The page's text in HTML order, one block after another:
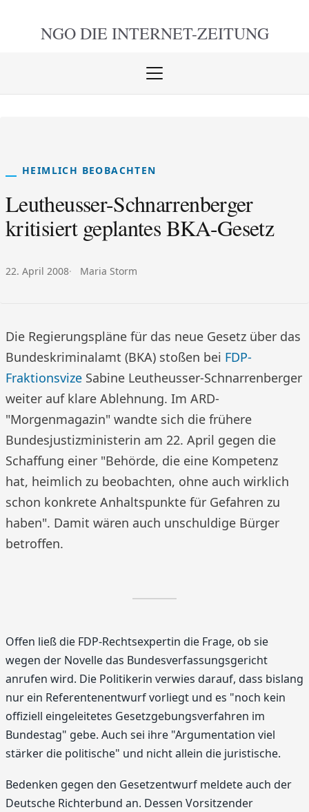
NGO DIE INTERNET-ZEITUNG
Menü
HEIMLICH BEOBACHTEN
Leutheusser-Schnarrenberger
kritisiert geplantes BKA-Gesetz
Veröffentlicht am:
22. April 2008 Autor:
Maria Storm
Die Regierungspläne für das neue Gesetz über das
Bundeskriminalamt (BKA) stoßen bei FDP-
Fraktionsvize Sabine Leutheusser-Schnarrenberger
weiter auf klare Ablehnung. Im ARD-
"Morgenmagazin" wandte sich die frühere
Bundesjustizministerin am 22. April gegen die
Schaffung einer "Behörde, die eine Kompetenz
hat, heimlich zu beobachten, ohne auch wirklich
schon konkrete Anhaltspunkte für Gefahren zu
haben". Damit wären auch unschuldige Bürger
betroffen.
Offen ließ die FDP-Rechtsexpertin die Frage, ob sie
wegen der Novelle das Bundesverfassungsgericht
anrufen wird. Die Politikerin verwies darauf, dass bislang
nur ein Referentenentwurf vorliegt und es "noch kein
offiziell eingeleitetes Gesetzgebungsverfahren im
Bundestag" gebe. Auch sei ihre "Argumentation viel
stärker die politische" und nicht allein die juristische.
Bedenken gegen den Gesetzentwurf meldete auch der
Deutsche Richterbund an. Dessen Vorsitzender